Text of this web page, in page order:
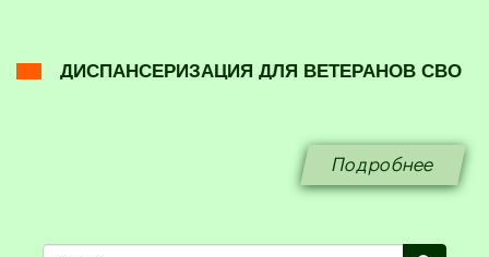
ДИСПАНСЕРИЗАЦИЯ ДЛЯ ВЕТЕРАНОВ СВО
Подробнее